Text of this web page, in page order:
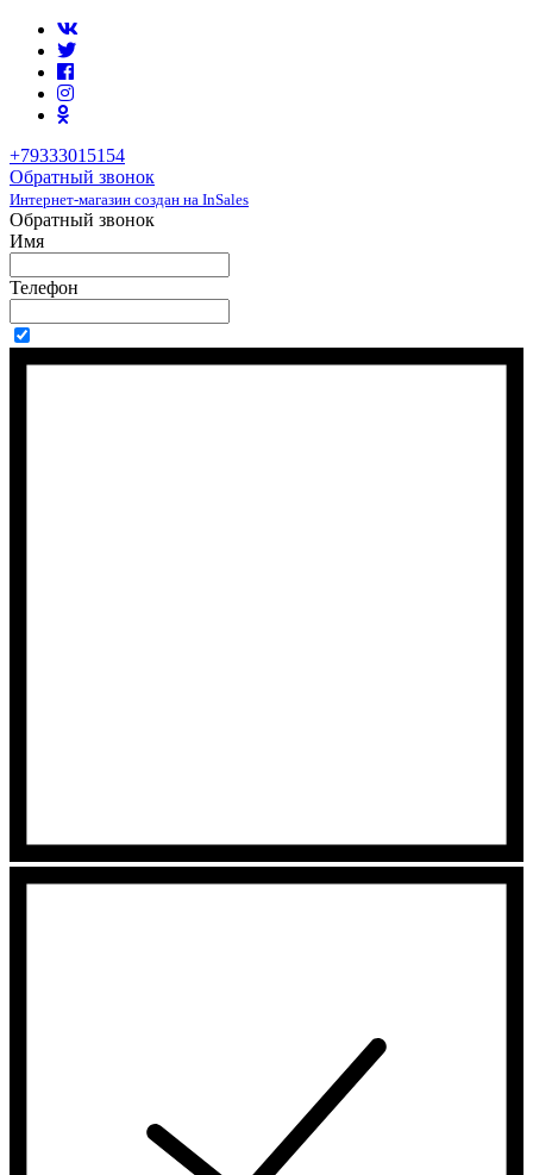
+79333015154
Обратный звонок
Интернет-магазин создан на InSales
Обратный звонок
Имя
Телефон